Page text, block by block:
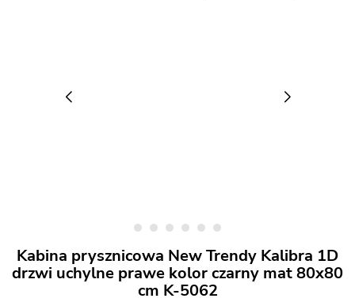
Kabina prysznicowa New Trendy Kalibra 1D
drzwi uchylne prawe kolor czarny mat 80x80
cm K-5062